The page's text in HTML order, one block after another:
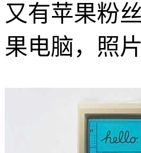
又有苹果粉
果电脑，照